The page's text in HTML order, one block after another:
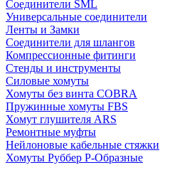
Соединители SML
Универсальные соединители
Ленты и Замки
Соединители для шлангов
Компрессионные фитинги
Стенды и инструменты
Силовые хомуты
Хомуты без винта COBRA
Пружинные хомуты FBS
Хомут глушителя ARS
Ремонтные муфты
Нейлоновые кабельные стяжки
Хомуты Руббер Р-Образные